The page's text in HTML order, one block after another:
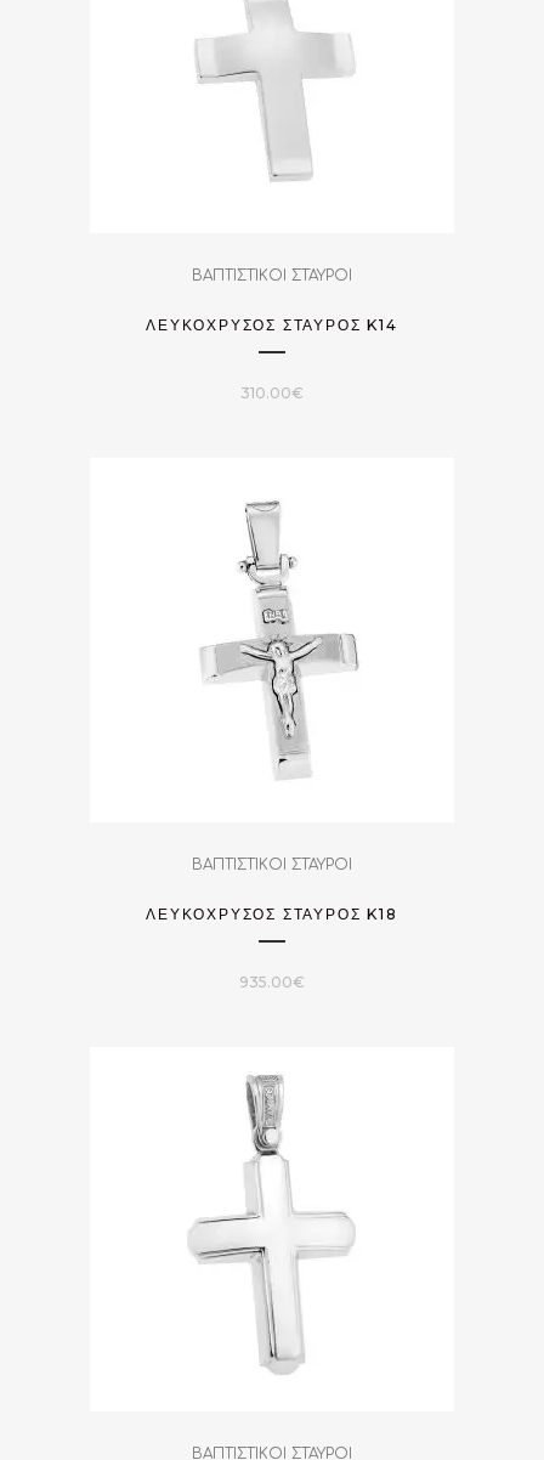
ΒΑΠΤΙΣΤΙΚΟΙ ΣΤΑΥΡΟΙ
ΛΕΥΚΟΧΡΥΣΟΣ ΣΤΑΥΡΟΣ K14
310.00€
ΒΑΠΤΙΣΤΙΚΟΙ ΣΤΑΥΡΟΙ
ΛΕΥΚΟΧΡΥΣΟΣ ΣΤΑΥΡΟΣ K18
935.00€
ΒΑΠΤΙΣΤΙΚΟΙ ΣΤΑΥΡΟΙ